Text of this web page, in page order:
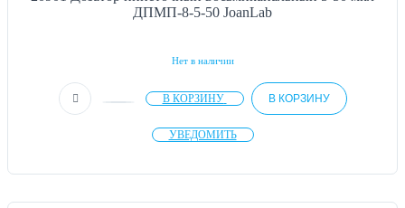
ДПМП-8-5-50 JoanLab
Нет в наличии
В КОРЗИНУ В КОРЗИНУ
УВЕДОМИТЬ